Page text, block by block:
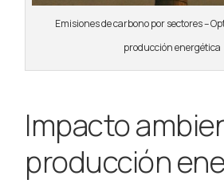
Emisiones de carbono por sectores –
producción energética
Impacto
producción